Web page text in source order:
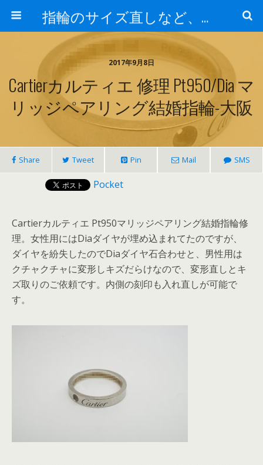
指輪のサイズ直しなど、アクセサリーの修理実例集
2017年9月8日
Cartierカルティエ 修理 Pt950/Dia マ
リッジペアリング結婚指輪-大阪
Share Tweet Pin Mail SMS
Pocket
Cartierカルティエ Pt950マリッジペアリング結婚指輪修
理。女性用にはDiaダイヤが埋め込まれてたのですが、
ダイヤを紛失したのでDiaダイヤ石合わせと、男性用は
クチャクチャに変形しキズだらけなので、変形直しとキ
ズ取りのご依頼です。内側の刻印も入れ直しが可能で
す。